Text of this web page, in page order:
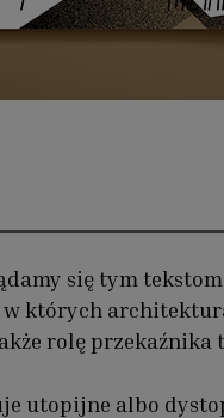
się tym
których
rolę przekaźnika
utopijne albo